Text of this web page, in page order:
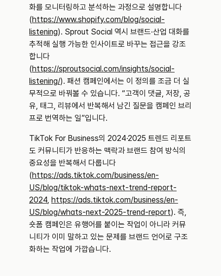
화를 모니터링하고 분석하는 과정으로 설명합니다
(https://www.shopify.com/blog/social-
listening). Sprout Social 역시 브랜드·산업 대화를
추적해 실행 가능한 인사이트로 바꾸는 접근을 강조
합니다
(https://sproutsocial.com/insights/social-
listening/). 패션 캠페인에서는 이 정의를 조금 더 실
무적으로 바꿔볼 수 있습니다. “고객이 댓글, 저장, 공
유, 태그, 리뷰에서 반복해서 남긴 질문을 캠페인 브리
프로 번역하는 일”입니다.
TikTok For Business의 2024·2025 트렌드 리포트
도 커뮤니티가 반응하는 맥락과 브랜드 참여 방식의
중요성을 반복해서 다룹니다
(https://ads.tiktok.com/business/en-
US/blog/tiktok-whats-next-trend-report-
2024, https://ads.tiktok.com/business/en-
US/blog/whats-next-2025-trend-report). 즉,
숏폼 캠페인은 유행어를 붙이는 작업이 아니라 커뮤
니티가 이미 말하고 있는 문제를 브랜드 언어로 구조
화하는 작업에 가깝습니다.